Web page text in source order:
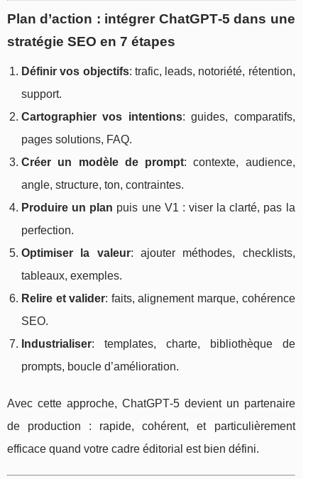
Plan d’action : intégrer ChatGPT‑5 dans une
stratégie SEO en 7 étapes
Définir vos objectifs: trafic, leads, notoriété, rétention,
support.
Cartographier vos intentions: guides, comparatifs,
pages solutions, FAQ.
Créer un modèle de prompt: contexte, audience,
angle, structure, ton, contraintes.
Produire un plan puis une V1 : viser la clarté, pas la
perfection.
Optimiser la valeur: ajouter méthodes, checklists,
tableaux, exemples.
Relire et valider: faits, alignement marque, cohérence
SEO.
Industrialiser: templates, charte, bibliothèque de
prompts, boucle d’amélioration.
Avec cette approche, ChatGPT‑5 devient un partenaire
de production : rapide, cohérent, et particulièrement
efficace quand votre cadre éditorial est bien défini.